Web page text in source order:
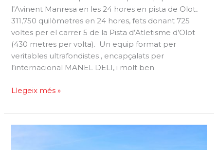
l’Avinent Manresa en les 24 hores en pista de Olot..
311,750 quilòmetres en 24 hores, fets donant 725
voltes per el carrer 5 de la Pista d’Atletisme d’Olot
(430 metres per volta). Un equip format per
veritables ultrafondistes , encapçalats per
l’internacional MANEL DELI, i molt ben
311
en
24
Llegeix més »